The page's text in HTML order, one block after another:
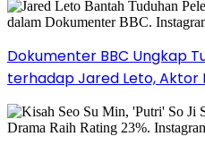
Dokumenter BBC Ungkap
terhadap Jared Leto, Aktor